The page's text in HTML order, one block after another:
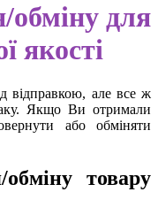
обміну для
якості
відправкою, але все ж
Якщо Ви отримали
або обміняти
товару